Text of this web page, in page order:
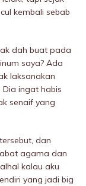
kembali sebab
dah buat pada
saya? Ada
laksanakan
ingat habis
senaif yang
dan
agama dan
kalau aku
yang jadi big